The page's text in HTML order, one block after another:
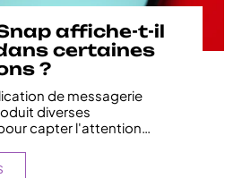
affiche-t-il
certaines
?
de messagerie
diverses
capter l'attention…